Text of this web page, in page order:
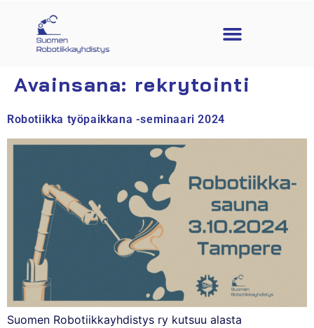
Avainsana: rekrytointi
Robotiikka työpaikkana -seminaari 2024
Suomen Robotiikkayhdistys ry kutsuu alasta